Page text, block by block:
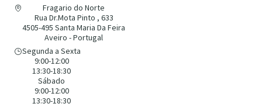
Fragario do Norte
Rua Dr.Mota Pinto , 633
4505-495 Santa Maria Da Feira
Aveiro - Portugal
Segunda a Sexta
9:00-12:00
13:30-18:30
Sábado
9:00-12:00
13:30-18:30